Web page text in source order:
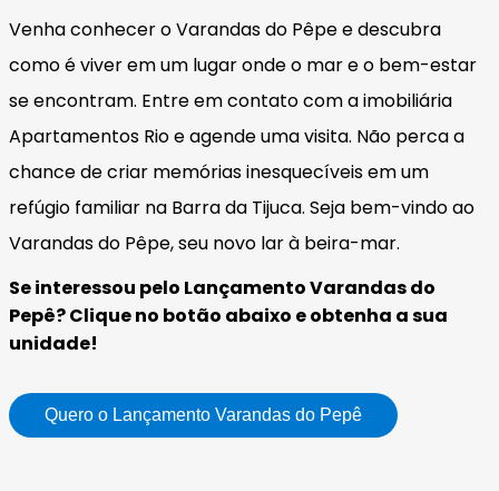
Venha conhecer o Varandas do Pêpe e descubra
como é viver em um lugar onde o mar e o bem-estar
se encontram. Entre em contato com a imobiliária
Apartamentos Rio e agende uma visita. Não perca a
chance de criar memórias inesquecíveis em um
refúgio familiar na Barra da Tijuca. Seja bem-vindo ao
Varandas do Pêpe, seu novo lar à beira-mar.
Se interessou pelo Lançamento Varandas do
Pepê? Clique no botão abaixo e obtenha a sua
unidade!
Quero o Lançamento Varandas do Pepê